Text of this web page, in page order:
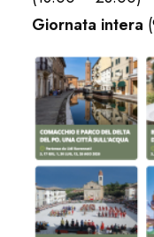
Giornata intera